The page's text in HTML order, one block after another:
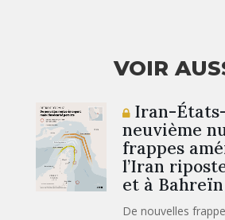
VOIR
Iran-
neuvième
frappes
l’Iran
et à Bahreïn
De nouvelles